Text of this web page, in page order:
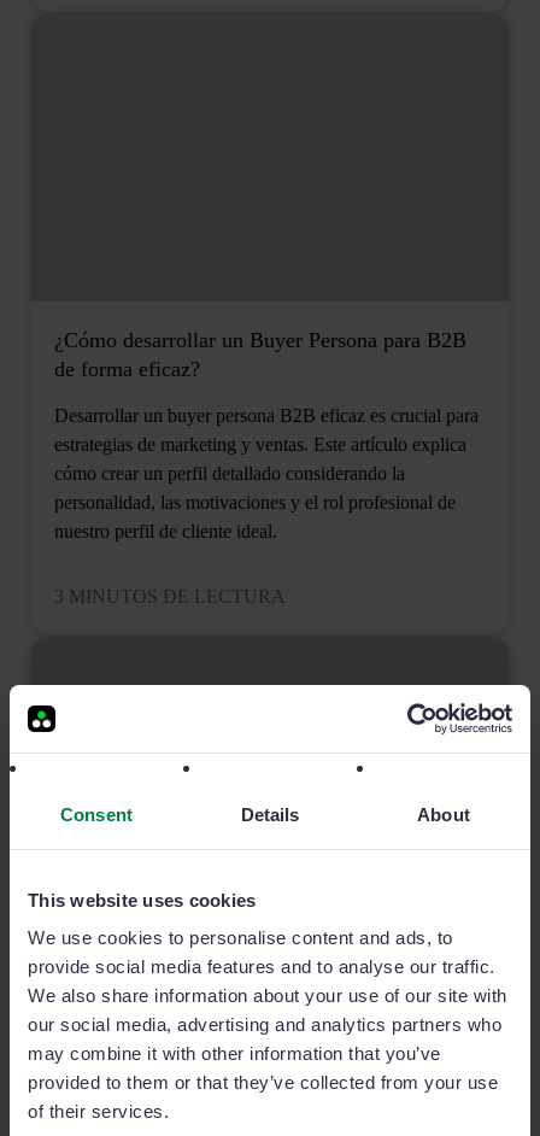
Consent Details About
This website uses cookies
We use cookies to personalise content and ads, to
provide social media features and to analyse our traffic.
We also share information about your use of our site with
our social media, advertising and analytics partners who
may combine it with other information that you’ve
provided to them or that they’ve collected from your use
of their services.
¿Cómo desarrollar un Buyer Persona para B2B
de forma eficaz?
Desarrollar un buyer persona B2B eficaz es crucial para
estrategias de marketing y ventas. Este artículo explica
cómo crear un perfil detallado considerando la
personalidad, las motivaciones y el rol profesional de
nuestro perfil de cliente ideal.
3 MINUTOS DE LECTURA
Comisión por ventas: tipos y cómo calcularlas
Motivar a tu equipo de ventas siempre es una acción
positiva. Y la opción de ganar más por tu trabajo es uno
de los mejores estímulos que puedes ofrecer a tus
comerciales. Por eso, en este artículo vamos a contarte